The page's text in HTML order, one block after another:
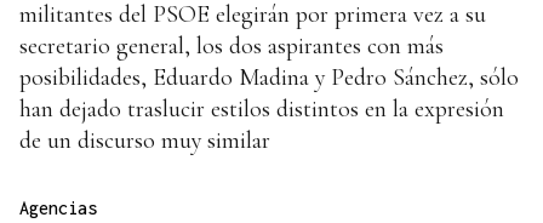
militantes del PSOE elegirán por primera vez a su
secretario general, los dos aspirantes con más
posibilidades, Eduardo Madina y Pedro Sánchez, sólo
han dejado traslucir estilos distintos en la expresión
de un discurso muy similar
Agencias